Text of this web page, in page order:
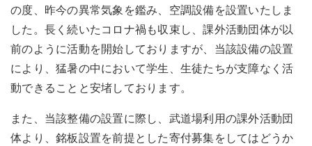
の度、昨今の異常気象を鑑み、空調設備を設置いたしま
した。長く続いたコロナ禍も収束し、課外活動団体が以
前のように活動を開始しておりますが、当該設備の設置
により、猛暑の中において学生、生徒たちが支障なく活
動できることと安堵しております。
また、当該整備の設置に際し、武道場利用の課外活動団
体より、銘板設置を前提とした寄付募集をしてはどうか